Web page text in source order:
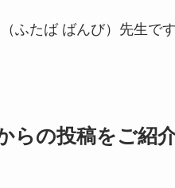
ふたば ばんび）先生です
らの投稿をご紹